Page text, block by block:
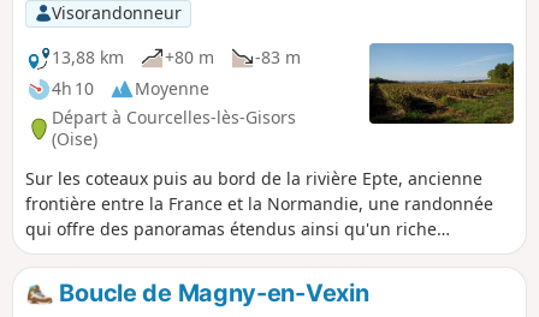
Visorandonneur
13,88 km
+80 m
-83 m
4h 10
Moyenne
Départ à Courcelles-lès-Gisors
(Oise)
Sur les coteaux puis au bord de la rivière Epte, ancienne
frontière entre la France et la Normandie, une randonnée
qui offre des panoramas étendus ainsi qu'un riche
patrimoine. Sur les coteaux, le paysage est fortement
marqué par la présence de vastes plantations de
cassissiers.
Boucle de Magny-en-Vexin